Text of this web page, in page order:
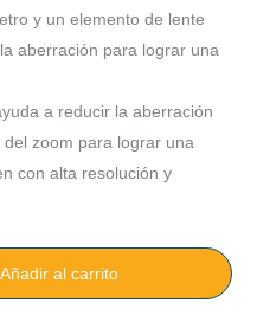
y un elemento de lente
aberración para lograr una
a reducir la aberración
zoom para lograr una
con alta resolución y
Añadir al carrito